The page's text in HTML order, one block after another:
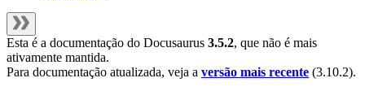
Esta é a documentação do Docusaurus 3.5.2, que não é mais
ativamente mantida.
Para documentação atualizada, veja a versão mais recente (3.10.2).